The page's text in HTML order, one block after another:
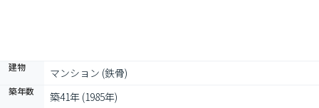
建物 マンション (鉄骨)
築年数 築41年 (1985年)